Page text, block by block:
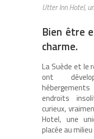
Utter Inn Hotel,
Bien être
charme.
La Suède et le
ont
endroits
curieux,
Hotel, une
placée au